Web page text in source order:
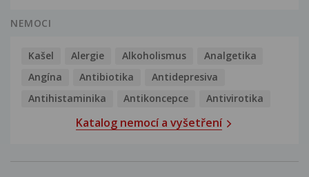
NEMOCI
Kašel Alergie Alkoholismus
Analgetika
Angína
Antibiotika
Antidepresiva
Antihistaminika
Antikoncepce Antivirotika
Katalog nemocí a vyšetření